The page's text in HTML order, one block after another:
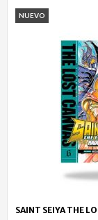
NUEVO
SAINT SEIYA THE